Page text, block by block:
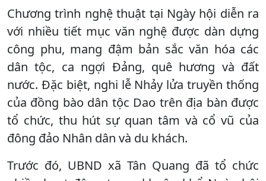
Chương trình nghệ thuật tại Ngày hội diễn ra
với nhiều tiết mục văn nghệ được dàn dựng
công phu, mang đậm bản sắc văn hóa các
dân tộc, ca ngợi Đảng, quê hương và đất
nước. Đặc biệt, nghi lễ Nhảy lửa truyền thống
của đồng bào dân tộc Dao trên địa bàn được
tổ chức, thu hút sự quan tâm và cổ vũ của
đông đảo Nhân dân và du khách.
Trước đó, UBND xã Tân Quang đã tổ chức